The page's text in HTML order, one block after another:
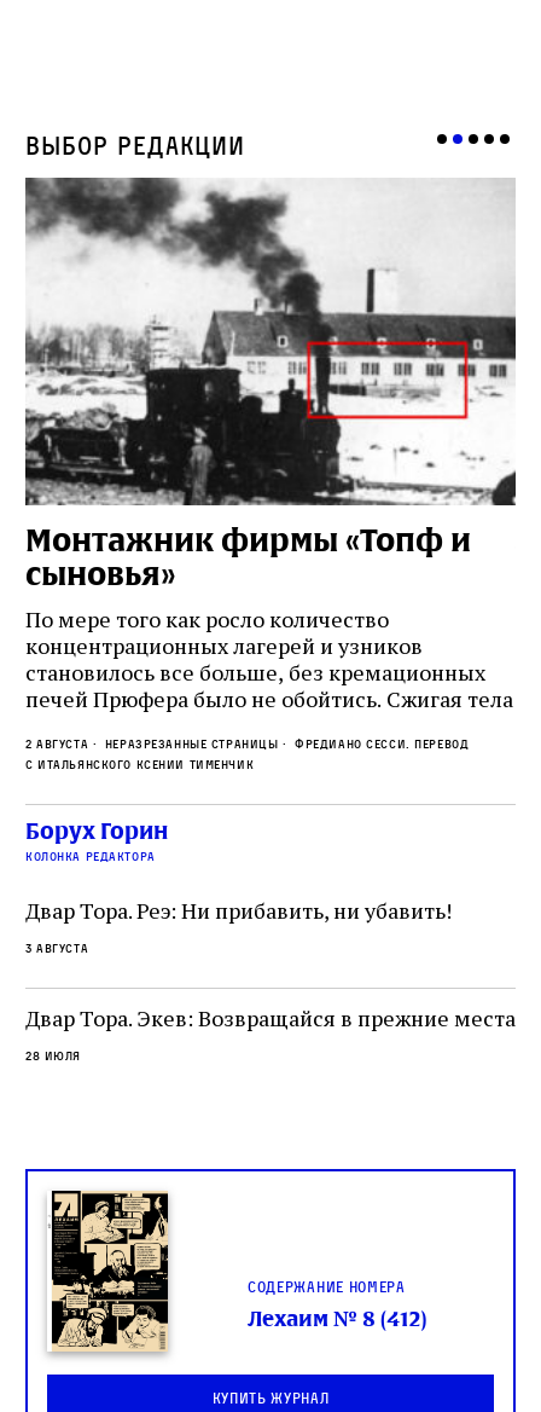
Выбор редакции
Монтажник фирмы «Топф и
сыновья»
По мере того как росло количество
концентрационных лагерей и узников
становилось все больше, без кремационных
печей Прюфера было не обойтись. Cжигая тела
верны своему архаичному культу смерти, но и
скрывали от населения соседних городов,
сколько узников погибало каждый день в этих
жутких местах
2 августа Неразрезанные страницы
Фредиано Сесси. Перевод
с итальянского Ксении Тименчик
Борух Горин
колонка редактора
Двар Тора. Реэ: Ни прибавить, ни убавить!
3 августа
Двар Тора. Экев: Возвращайся в прежние места
28 июля
Содержание номера
Лехаим № 8 (412)
Купить журнал